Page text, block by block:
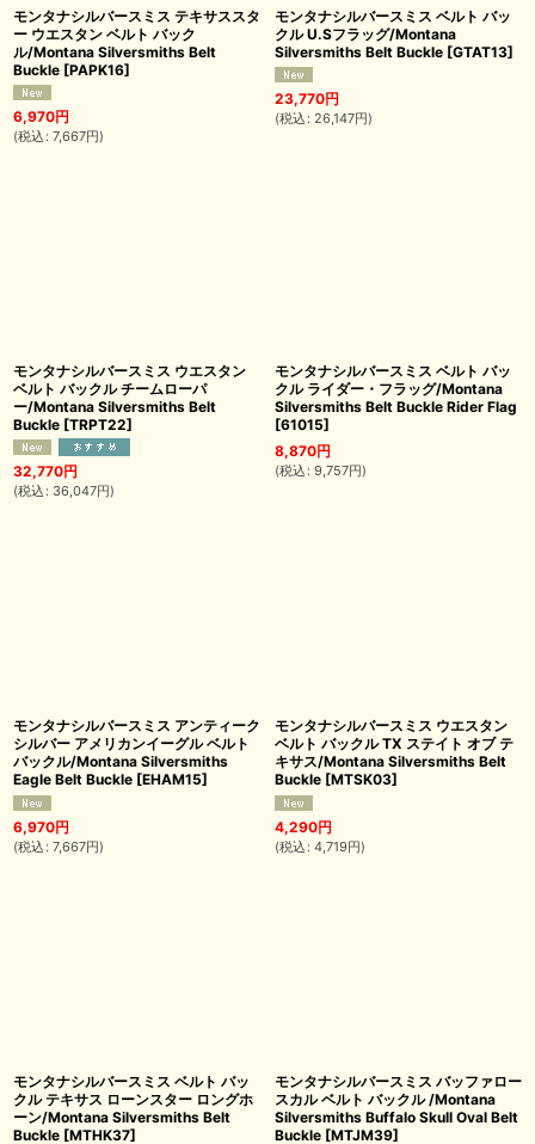
モンタナシルバースミス テキサススタ
ー ウエスタン ベルト バック
ル/Montana Silversmiths Belt
Buckle [PAPK16]
6,970円
(税込 : 7,667円)
モンタナシルバースミス ベルト バッ
クル U.Sフラッグ/Montana
Silversmiths Belt Buckle [GTAT13]
23,770円
(税込 : 26,147円)
モンタナシルバースミス ウエスタン
ベルト バックル チームローパ
ー/Montana Silversmiths Belt
Buckle [TRPT22]
32,770円
(税込 : 36,047円)
モンタナシルバースミス ベルト バッ
クル ライダー・フラッグ/Montana
Silversmiths Belt Buckle Rider Flag
[61015]
8,870円
(税込 : 9,757円)
モンタナシルバースミス アンティーク
シルバー アメリカンイーグル ベルト
バックル/Montana Silversmiths
Eagle Belt Buckle [EHAM15]
6,970円
(税込 : 7,667円)
モンタナシルバースミス ウエスタン
ベルト バックル TX ステイト オブ テ
キサス/Montana Silversmiths Belt
Buckle [MTSK03]
4,290円
(税込 : 4,719円)
モンタナシルバースミス ベルト バッ
クル テキサス ローンスター ロングホ
ーン/Montana Silversmiths Belt
Buckle [MTHK37]
モンタナシルバースミス バッファロー
スカル ベルト バックル /Montana
Silversmiths Buffalo Skull Oval Belt
Buckle [MTJM39]